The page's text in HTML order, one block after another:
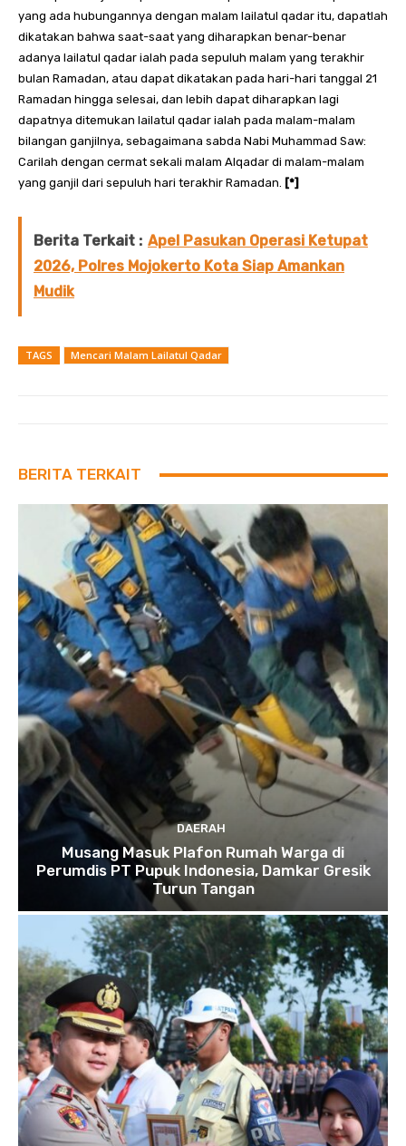
yang ada hubungannya dengan malam lailatul qadar itu, dapatlah
dikatakan bahwa saat-saat yang diharapkan benar-benar
adanya lailatul qadar ialah pada sepuluh malam yang terakhir
bulan Ramadan, atau dapat dikatakan pada hari-hari tanggal 21
Ramadan hingga selesai, dan lebih dapat diharapkan lagi
dapatnya ditemukan lailatul qadar ialah pada malam-malam
bilangan ganjilnya, sebagaimana sabda Nabi Muhammad Saw:
Carilah dengan cermat sekali malam Alqadar di malam-malam
yang ganjil dari sepuluh hari terakhir Ramadan. [*]
Berita Terkait : Apel Pasukan Operasi Ketupat
2026, Polres Mojokerto Kota Siap Amankan
Mudik
TAGS Mencari Malam Lailatul Qadar
BERITA TERKAIT
DAERAH
Musang Masuk Plafon Rumah Warga di
Perumdis PT Pupuk Indonesia, Damkar Gresik
Turun Tangan